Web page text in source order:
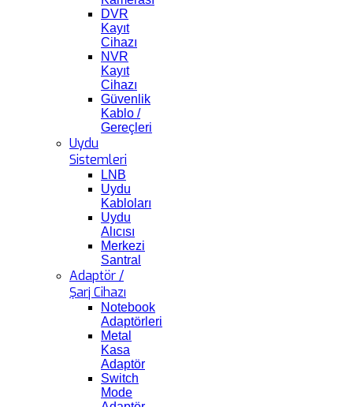
DVR
Kayıt
Cihazı
NVR
Kayıt
Cihazı
Güvenlik
Kablo /
Gereçleri
Uydu
Sistemleri
LNB
Uydu
Kabloları
Uydu
Alıcısı
Merkezi
Santral
Adaptör /
Şarj Cihazı
Notebook
Adaptörleri
Metal
Kasa
Adaptör
Switch
Mode